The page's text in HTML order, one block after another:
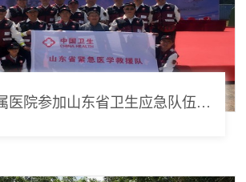
潍坊医学院附属医院参加山东省卫生应急队伍授旗仪式暨装备展示演练